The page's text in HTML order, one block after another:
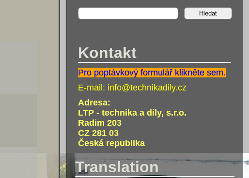
Kontakt
Pro poptávkový formulář klikněte sem.
E-mail: info@technikadily.cz
Adresa:
LTP - technika a díly, s.r.o.
Radim 203
CZ 281 03
Česká republika
Translation